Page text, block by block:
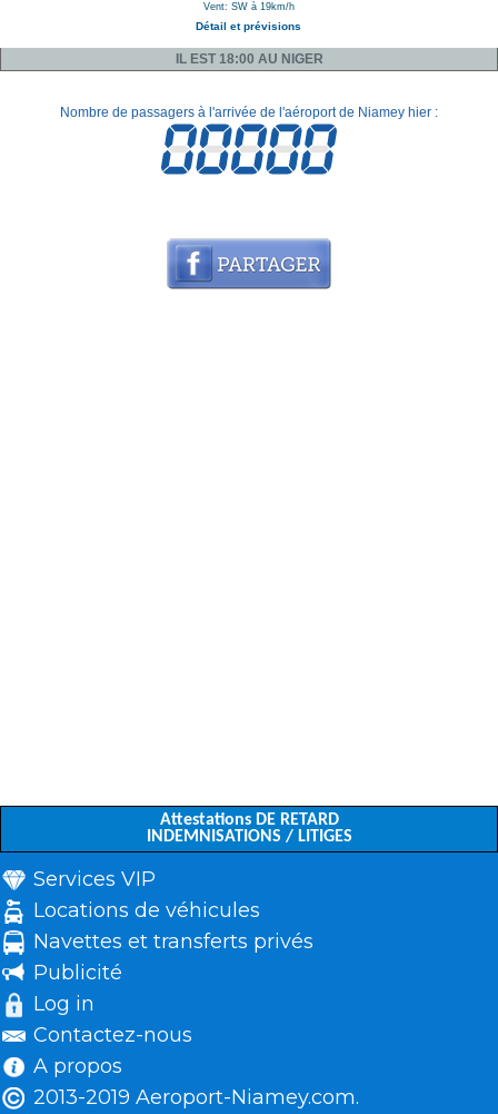
Vent: SW à 19km/h
Détail et prévisions
IL EST 18:00 AU NIGER
Nombre de passagers à l'arrivée de l'aéroport de Niamey hier :
Attestations DE RETARD
INDEMNISATIONS / LITIGES
Services VIP
Locations de véhicules
Navettes et transferts privés
Publicité
Log in
Contactez-nous
A propos
2013-2019 Aeroport-Niamey.com.